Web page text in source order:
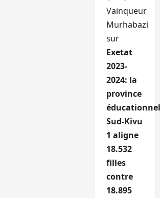
Vainqueur
Murhabazi
sur
Exetat
2023-
2024: la
province
Sud-Kivu
1 aligne
18.532
filles
contre
18.895